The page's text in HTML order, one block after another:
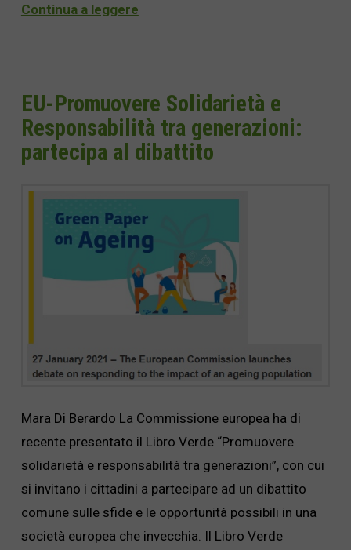
Continua a leggere
EU-Promuovere Solidarietà e
Responsabilità tra generazioni:
partecipa al dibattito
Mara Di Berardo La Commissione europea ha di
recente presentato il Libro Verde “Promuovere
solidarietà e responsabilità tra generazioni”, con cui
si invitano i cittadini a partecipare ad un dibattito
comune sulle sfide e le opportunità possibili in una
società europea che invecchia. Il Libro Verde